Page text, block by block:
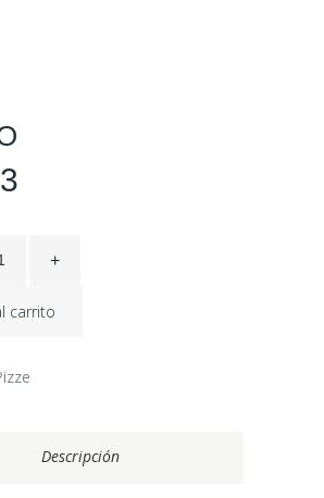
carrito
Descripción